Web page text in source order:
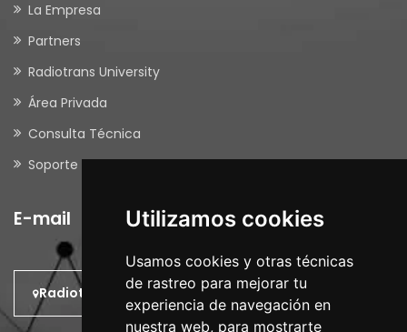
Utilizamos cookies
Usamos cookies y otras técnicas
de rastreo para mejorar tu
experiencia de navegación en
nuestra web, para mostrarte
La Empresa
Partners
Radiotrans University
Área Privada
Consulta Técnica
Soporte Remoto
E-mail
Radiotrans: En el Mundo.